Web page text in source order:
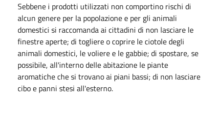
Sebbene i prodotti utilizzati non comportino rischi di
alcun genere per la popolazione e per gli animali
domestici si raccomanda ai cittadini di non lasciare le
finestre aperte; di togliere o coprire le ciotole degli
animali domestici, le voliere e le gabbie; di spostare, se
possibile, all'interno delle abitazione le piante
aromatiche che si trovano ai piani bassi; di non lasciare
cibo e panni stesi all'esterno.